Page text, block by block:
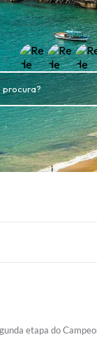
etapa do